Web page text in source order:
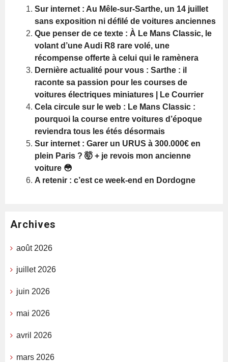
Sur internet : Au Mêle-sur-Sarthe, un 14 juillet
sans exposition ni défilé de voitures anciennes
Que penser de ce texte : À Le Mans Classic, le
volant d’une Audi R8 rare volé, une
récompense offerte à celui qui le ramènera
Dernière actualité pour vous : Sarthe : il
raconte sa passion pour les courses de
voitures électriques miniatures | Le Courrier
Cela circule sur le web : Le Mans Classic :
pourquoi la course entre voitures d’époque
reviendra tous les étés désormais
Sur internet : Garer un URUS à 300.000€ en
plein Paris ? 🤯 + je revois mon ancienne
voiture 😳
A retenir : c’est ce week-end en Dordogne
Archives
août 2026
juillet 2026
juin 2026
mai 2026
avril 2026
mars 2026